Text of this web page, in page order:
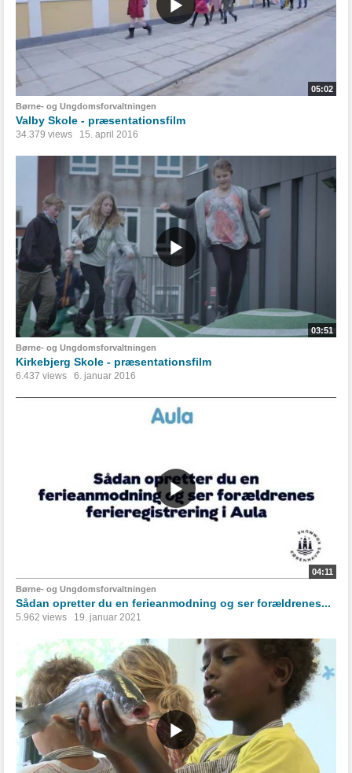
05:02
Børne- og Ungdomsforvaltningen
Valby Skole - præsentationsfilm
34.379 views 15. april 2016
03:51
Børne- og Ungdomsforvaltningen
Kirkebjerg Skole - præsentationsfilm
6.437 views 6. januar 2016
04:11
Børne- og Ungdomsforvaltningen
Sådan opretter du en ferieanmodning og ser forældrenes...
5.962 views 19. januar 2021